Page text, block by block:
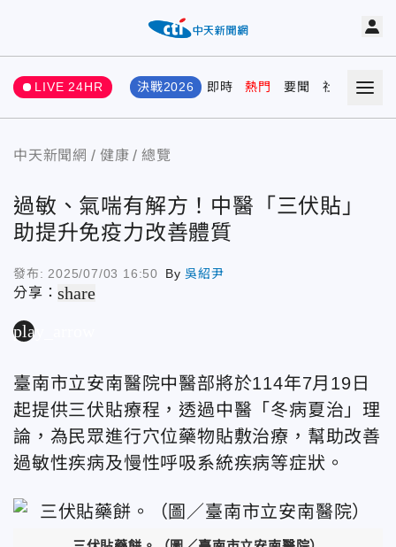
LIVE 24HR 決戰2026 即時 熱門 要聞 社會 娛樂
中天新聞網 健康 總覽
過敏、氣喘有解方！中醫「三伏貼」
助提升免疫力改善體質
發布: 2025/07/03 16:50 By吳紹尹
分享：share
play_arrow
臺南市立安南醫院中醫部將於114年7月19日
起提供三伏貼療程，透過中醫「冬病夏治」理
論，為民眾進行穴位藥物貼敷治療，幫助改善
過敏性疾病及慢性呼吸系統疾病等症狀。